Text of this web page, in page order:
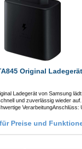
Original
Ladegerät von Samsung lädt
und zuverlässig wieder auf. Original
VerarbeitungAnschlüss:
Preise und